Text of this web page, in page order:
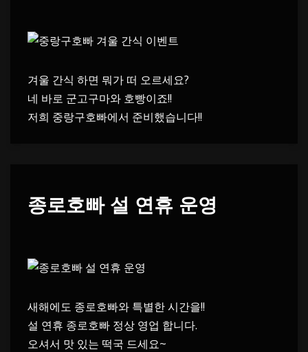
겨울 간식 하면 뭐가 떠 오르세요?
네 바로 군고구마와 호빵이죠!!
저희 중랑구호빠에서 준비했습니다!!
종로호빠 설 연휴 운영
새해에도 종로호빠와 특별한 시간을!!
설 연휴 종로호빠 정상 영업 합니다.
오셔서 맛 있는 떡국 드세요~